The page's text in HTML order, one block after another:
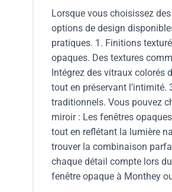
Lorsque vous choisissez
options de design
pratiques. 1. Finitions
opaques. Des textures
Intégrez des vitraux colorés
tout en préservant
traditionnels. Vous pouvez
miroir : Les fenêtres
tout en reflétant la lumière
trouver la combinaison
chaque détail compte lors
fenêtre opaque à Monthey